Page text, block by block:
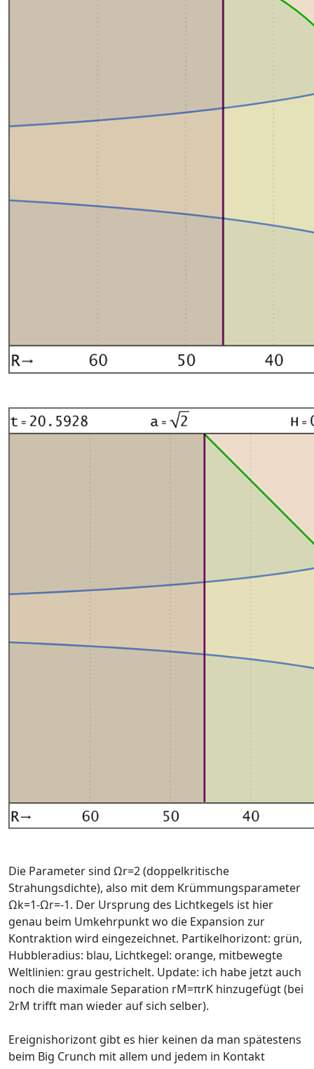
Die Parameter sind Ωr=2 (doppelkritische
Strahungsdichte), also mit dem Krümmungsparameter
Ωk=1-Ωr=-1. Der Ursprung des Lichtkegels ist hier
genau beim Umkehrpunkt wo die Expansion zur
Kontraktion wird eingezeichnet. Partikelhorizont: grün,
Hubbleradius: blau, Lichtkegel: orange, mitbewegte
Weltlinien: grau gestrichelt. Update: ich habe jetzt auch
noch die maximale Separation rM=πrK hinzugefügt (bei
2rM trifft man wieder auf sich selber).
Ereignishorizont gibt es hier keinen da man spätestens
beim Big Crunch mit allem und jedem in Kontakt